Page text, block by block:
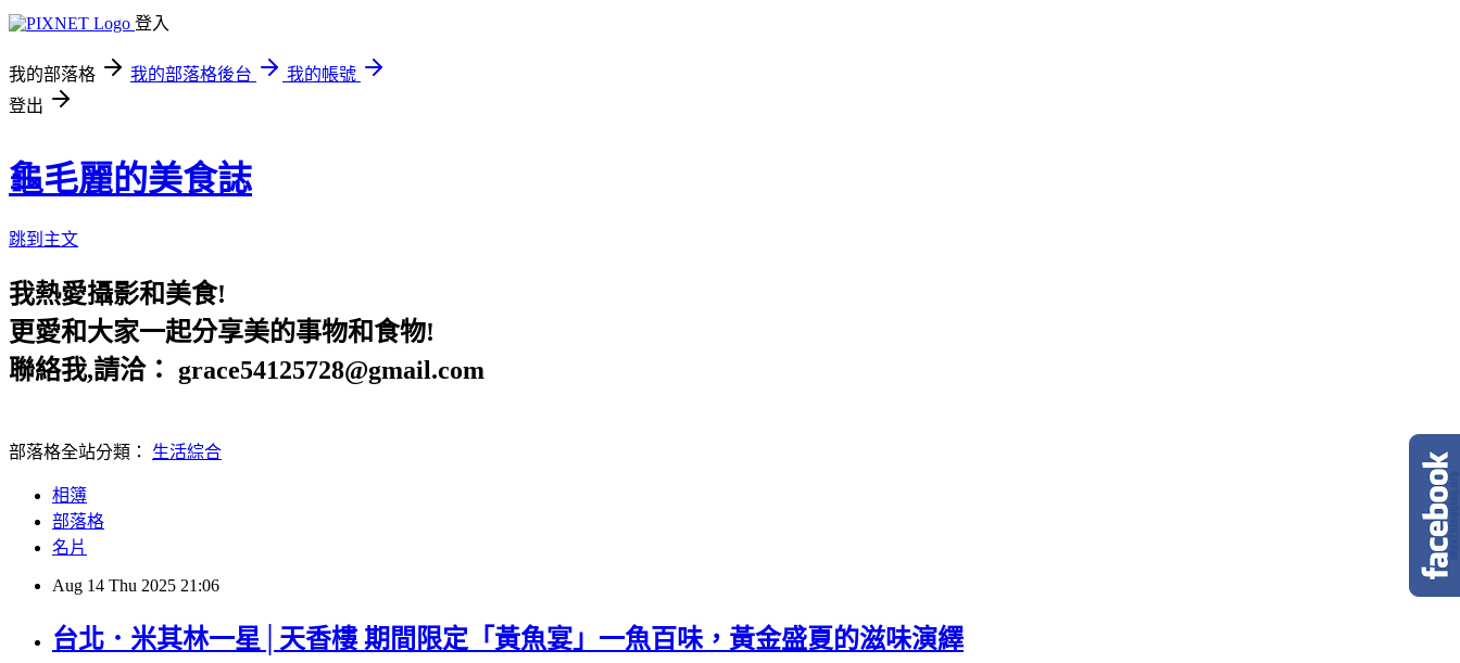
登入
我的部落格 我的部落格後台
我的帳號
登出
龜毛麗的美食誌
跳到主文
我熱愛攝影和美食!
更愛和大家一起分享美的事物和食物!
聯絡我,請洽： grace54125728@gmail.com
部落格全站分類： 生活綜合
相簿
部落格
名片
Aug 14 Thu 2025 21:06
台北．米其林一星│天香樓 期間限定「黃魚宴」一魚百味，黃金盛夏的滋味演繹